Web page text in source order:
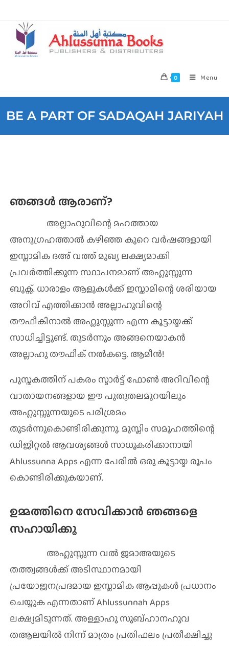
0 Menu
BE A PART OF SADAQAH JARIYAH
ഞങ്ങള്‍ ആരാണ്?
അല്ലാഹുവിന്റെ മഹത്തായ
അനുഗ്രഹത്താല്‍ കഴിഞ്ഞ കുറെ വര്‍ഷങ്ങളായി
ഇസ്ലാമിക ദഅ് വത്ത് മുഖ്യ ലക്ഷ്യമാക്കി
പ്രവര്‍ത്തിക്കുന്ന സ്ഥാപനമാണ് അഹ്ലുസ്സുന്ന
ബുക്സ്. ധാരാളം ആളുകള്‍ക്ക് ഇസ്ലാമിന്റെ ശരിയായ
അറിവ് എത്തിക്കാന്‍ അല്ലാഹുവിന്റെ
തൗഫീകിനാല്‍ അഹ്ലുസ്സുന്ന എന്ന കൂട്ടായ്മക്ക്
സാധിച്ചിട്ടുണ്ട്. തുടര്‍ന്നും അങ്ങനെയാകന്‍
അല്ലാഹു തൗഫീക് നല്‍കട്ടെ. ആമീൻ!
പുസ്തകത്തിന് പകരം സ്മാർട്ട് ഫോൺ അറിവിന്റെ
വാതായനങ്ങളായ ഈ പുതുതലമുറയിലും
അഹ്ലുസ്സുന്നയുടെ പരിശ്രമം
തുടര്‍ന്നുകൊണ്ടിരിക്കുന്നു. മുസ്ലിം സമൂഹത്തിന്റെ
ഡിജിറ്റല്‍ ആവശ്യങ്ങള്‍ സാധൂകരിക്കാനായി
Ahlussunna Apps എന്ന പേരില്‍ ഒരു കൂട്ടായ്മ രൂപം
കൊണ്ടിരിക്കുകയാണ്.
ഉമ്മത്തിനെ സേവിക്കാൻ ഞങ്ങളെ
സഹായിക്കൂ
അഹ്ലുസ്സുന്ന വൽ ജമാഅയുടെ
തത്ത്വങ്ങൾക്ക് അടിസ്ഥാനമായി
പ്രയോജനപ്രദമായ ഇസ്ലാമിക ആപ്പുകൾ പ്രധാനം
ചെയ്യുക എന്നതാണ് Ahlussunnah Apps
ലക്ഷ്യമിടുന്നത്. അള്ളാഹു സുബ്ഹാനഹുവ
തആലയിൽ നിന്ന് മാത്രം പ്രതിഫലം പ്രതീക്ഷിച്ചു